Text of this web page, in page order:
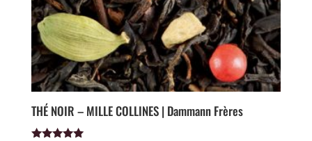
THÉ NOIR – MILLE COLLINES | Dammann Frères